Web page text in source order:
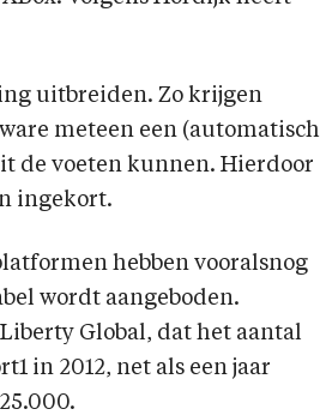
uitbreiden. Zo krijgen
meteen een (automatisch
de voeten kunnen. Hierdoor
ingekort.
hebben vooralsnog
wordt aangeboden.
Global, dat het aantal
in 2012, net als een jaar